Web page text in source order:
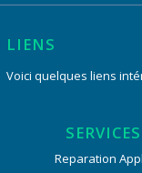
LIENS
Voici quelques liens
SERVICES
Reparation